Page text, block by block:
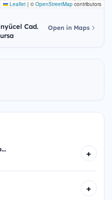
Leaflet | ©OpenStreetMap contributors
Cad.
Open in Maps
+
+